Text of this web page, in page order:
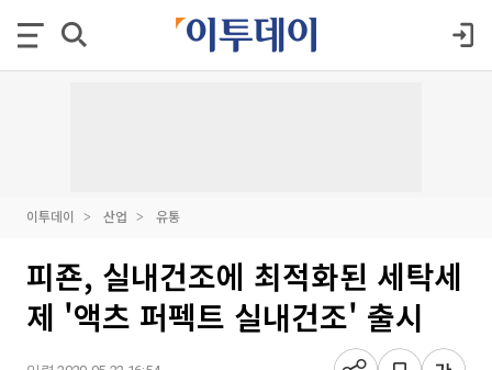
이투데이 산업 유통
피죤, 실내건조에 최적화된 세탁세
제 '액츠 퍼펙트 실내건조' 출시